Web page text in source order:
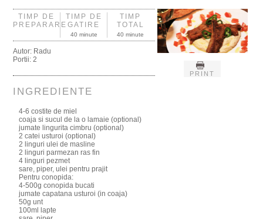
PRINT
TIMP DE
PREPARARE
TIMP DE
GATIRE
40 minute
TIMP
TOTAL
40 minute
Autor: Radu
Portii: 2
INGREDIENTE
4-6 costite de miel
coaja si sucul de la o lamaie (optional)
jumate lingurita cimbru (optional)
2 catei usturoi (optional)
2 linguri ulei de masline
2 linguri parmezan ras fin
4 linguri pezmet
sare, piper, ulei pentru prajit
Pentru conopida:
4-500g conopida bucati
jumate capatana usturoi (in coaja)
50g unt
100ml lapte